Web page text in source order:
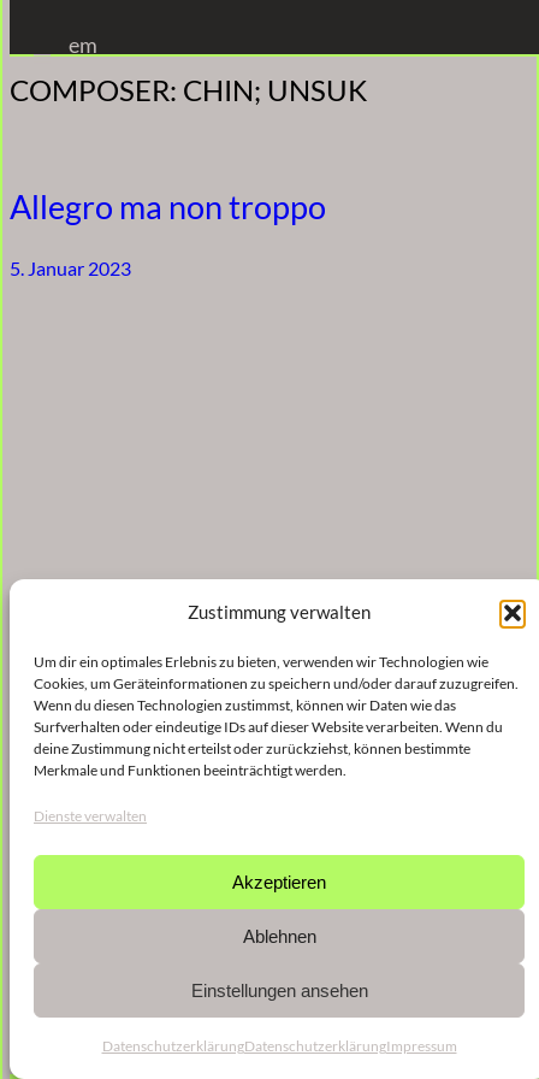
Zustimmung verwalten
Um dir ein optimales Erlebnis zu bieten, verwenden wir Technologien wie
Cookies, um Geräteinformationen zu speichern und/oder darauf zuzugreifen.
Wenn du diesen Technologien zustimmst, können wir Daten wie das
Surfverhalten oder eindeutige IDs auf dieser Website verarbeiten. Wenn du
deine Zustimmung nicht erteilst oder zurückziehst, können bestimmte
Merkmale und Funktionen beeinträchtigt werden.
Dienste verwalten
Akzeptieren
Ablehnen
Einstellungen ansehen
DatenschutzerklärungDatenschutzerklärungImpressum
Inhalt
springen
em
COMPOSER: CHIN; UNSUK
Allegro ma non troppo
5. Januar 2023